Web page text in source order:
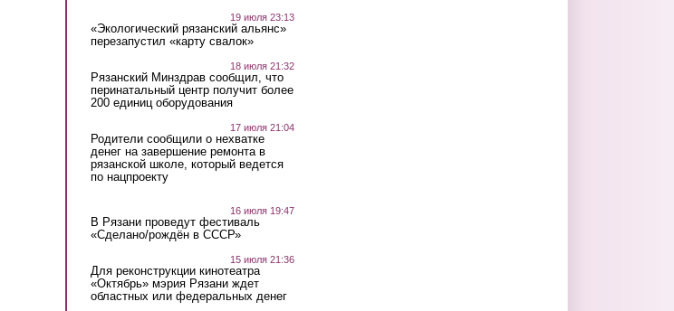
19 июля 23:13
«Экологический рязанский альянс»
перезапустил «карту свалок»
18 июля 21:32
Рязанский Минздрав сообщил, что
перинатальный центр получит более
200 единиц оборудования
17 июля 21:04
Родители сообщили о нехватке
денег на завершение ремонта в
рязанской школе, который ведется
по нацпроекту
16 июля 19:47
В Рязани проведут фестиваль
«Сделано/рождён в СССР»
15 июля 21:36
Для реконструкции кинотеатра
«Октябрь» мэрия Рязани ждет
областных или федеральных денег